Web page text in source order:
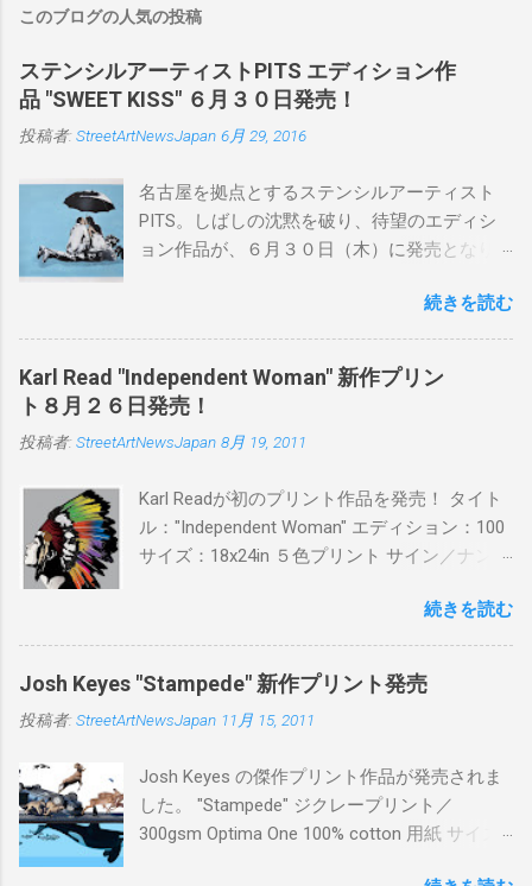
このブログの人気の投稿
ステンシルアーティストPITS エディション作
品 "SWEET KISS" ６月３０日発売！
投稿者: StreetArtNewsJapan 6月 29, 2016
名古屋を拠点とするステンシルアーティスト
PITS。しばしの沈黙を破り、待望のエディシ
ョン作品が、６月３０日（木）に発売となり
品に落とし込むスタイルは今作でも健在。(
PITSの過去記事はこちらから ) 発売日：6月30
日(木)19時 タイトル：SWEET KISS カラー：
BLUE/MINT GREEN/PINK/YELLOW エディショ
ン：各色５ サイズ：800mm × 550mm 価格：
¥16,000(¥17,280) 購入は、 こちら から
続きを読む
Karl Read "Independent Woman" 新作プリン
ト８月２６日発売！
投稿者: StreetArtNewsJapan 8月 19, 2011
Karl Readが初のプリント作品を発売！ タイト
ル："Independent Woman" エディション：100
サイズ：18x24in ５色プリント サイン／ナンバ
ドフィニッシュバージョン（エディション：
25）$125 購入は８月２６日に こちら から
続きを読む
Josh Keyes "Stampede" 新作プリント発売
投稿者: StreetArtNewsJapan 11月 15, 2011
Josh Keyes の傑作プリント作品が発売されま
した。 "Stampede" ジクレープリント／
300gsm Optima One 100% cotton 用紙 サイズ: